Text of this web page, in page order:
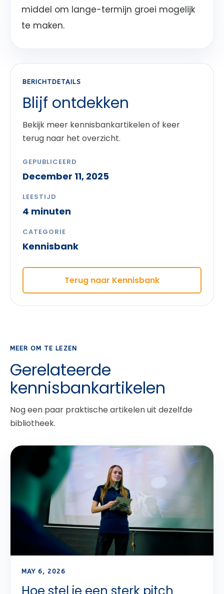
middel om lange-termijn groei mogelijk
te maken.
BERICHTDETAILS
Blijf ontdekken
Bekijk meer kennisbankartikelen of keer
terug naar het overzicht.
GEPUBLICEERD
December 11, 2025
LEESTIJD
4 minuten
CATEGORIE
Kennisbank
Terug naar Kennisbank
MEER OM TE LEZEN
Gerelateerde
kennisbankartikelen
Nog een paar praktische artikelen uit dezelfde
bibliotheek.
MAY 6, 2026